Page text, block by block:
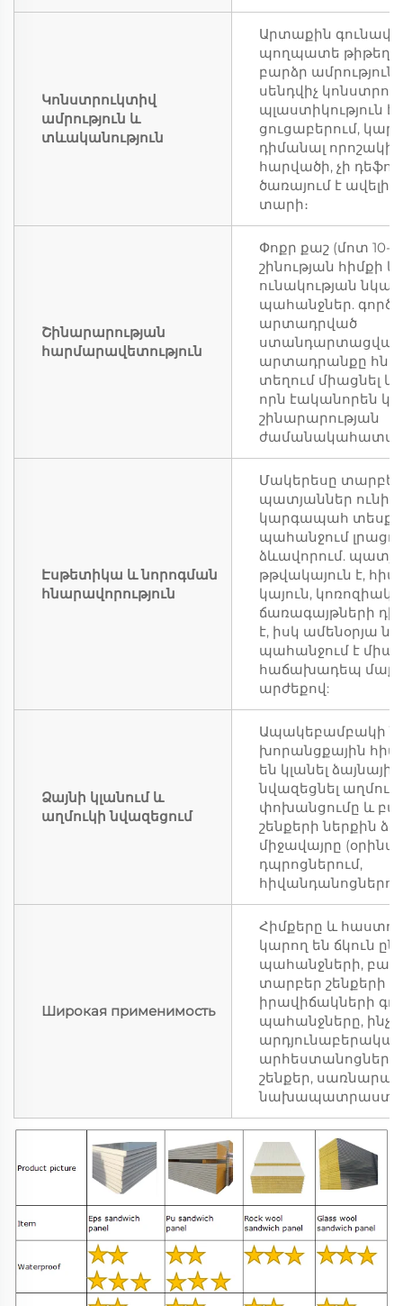
Կոնստրուկտիվ
ամրություն և
տևականություն
Արտաքին
պողպատե
բարձր ամրություն,
սենդվիչ
պլաստիկություն է
ցուցաբերում,
դիմանալ որոշակի
հարվածի, չի
ծառայում է ավելի
տարի։
Շինարարության
հարմարավետություն
Փոքր քաշ (մոտ 10-
շինության հիմքի
ունակության
պահանջներ.
արտադրված
ստանդարտացված
արտադրանքը
տեղում միացնել և
որն էականորեն
շինարարության
Էսթետիկա և նորոգման
հնարավորություն
Մակերեսը
պատյաններ ունի,
կարգապահ տեսք,
պահանջում
ձևավորում.
թթվակայուն է,
կայուն,
ճառագայթների
է, իսկ ամենօրյա
պահանջում է
հաճախադեպ
արժեքով:
Ձայնի կլանում և
աղմուկի նվազեցում
Ապակեբամբակի
խորանցքային
են կլանել
նվազեցնել
փոխանցումը և
շենքերի ներքին
միջավայրը
դպրոցներում,
Широкая применимость
Հիմքերը և
կարող են ճկուն
պահանջների,
տարբեր շենքերի
իրավիճակների
պահանջները,
արդյունաբերական
արհեստանոցներ,
շենքեր,